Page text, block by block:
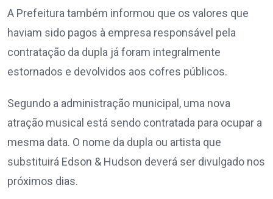
A Prefeitura também informou que os valores que
haviam sido pagos à empresa responsável pela
contratação da dupla já foram integralmente
estornados e devolvidos aos cofres públicos.
Segundo a administração municipal, uma nova
atração musical está sendo contratada para ocupar a
mesma data. O nome da dupla ou artista que
substituirá Edson & Hudson deverá ser divulgado nos
próximos dias.